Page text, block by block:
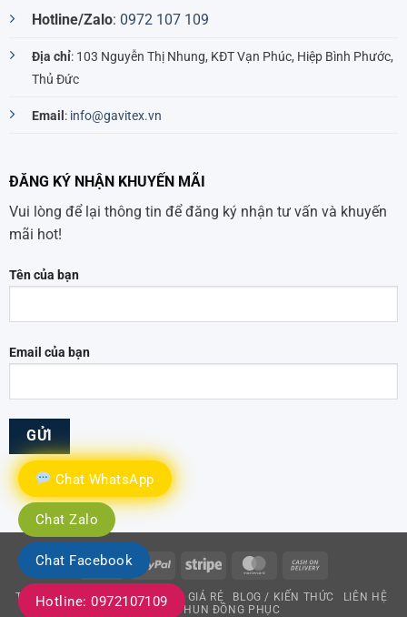
Chat WhatsApp
Chat Zalo
Chat Facebook
Hotline: 0972107109
Hotline/Zalo: 0972 107 109
Địa chỉ: 103 Nguyễn Thị Nhung, KĐT Vạn Phúc, Hiệp Bình Phước,
Thủ Đức
Email : info@gavitex.vn
ĐĂNG KÝ NHẬN KHUYẾN MÃI
Vui lòng để lại thông tin để đăng ký nhận tư vấn và khuyến
mãi hot!
Tên của bạn
Email của bạn
Visa PayPal Stripe MasterCard
Delivery
TRANG CHỦ XƯỞNG ÁO THUN GIÁ RẺ BLOG / KIẾN THỨC
LIÊN HỆ
MAY ÁO THUN ĐỒNG PHỤC